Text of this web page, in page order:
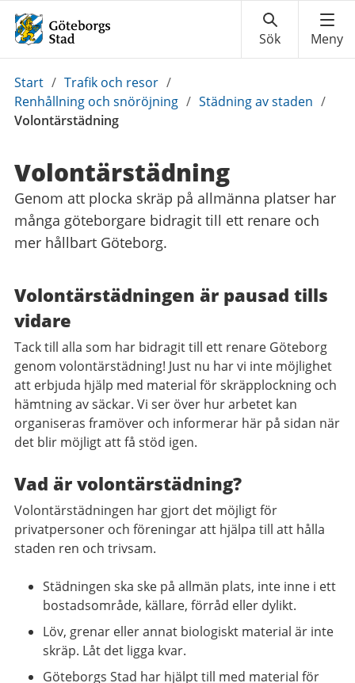
Du
är
här:
Start / Trafik och resor /
Renhållning och snöröjning / Städning av staden /
Volontärstädning
Volontärstädning
Genom att plocka skräp på allmänna platser har
många göteborgare bidragit till ett renare och
mer hållbart Göteborg.
Volontärstädningen är pausad tills
vidare
Tack till alla som har bidragit till ett renare Göteborg
genom volontärstädning! Just nu har vi inte möjlighet
att erbjuda hjälp med material för skräpplockning och
hämtning av säckar. Vi ser över hur arbetet kan
organiseras framöver och informerar här på sidan när
det blir möjligt att få stöd igen.
Vad är volontärstädning?
Volontärstädningen har gjort det möjligt för
privatpersoner och föreningar att hjälpa till att hålla
staden ren och trivsam.
Städningen ska ske på allmän plats, inte inne i ett
bostadsområde, källare, förråd eller dylikt.
Löv, grenar eller annat biologiskt material är inte
skräp. Låt det ligga kvar.
Göteborgs Stad har hjälpt till med material för